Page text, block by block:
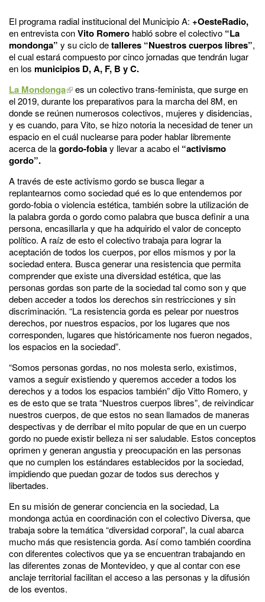
El programa radial institucional del Municipio A: +OesteRadio,
en entrevista conVito Romero habló sobre el colectivo “La
mondonga” y su ciclo detalleres “Nuestros cuerpos libres”,
el cual estará compuesto por cinco jornadas que tendrán lugar
en los municipios D, A, F, B y C.
La Mondonga
es un colectivo trans-feminista, que surge en
el 2019, durante los preparativos para la marcha del 8M, en
donde se reúnen numerosos colectivos, mujeres y disidencias,
y es cuando, para Vito, se hizo notoria la necesidad de tener un
espacio en el cuál nuclearse para poder hablar libremente
acerca de lagordo-fobiay llevar a acabo el “activismo
gordo”.
A través de este activismo gordo se busca llegar a
replantearnos como sociedad qué es lo que entendemos por
gordo-fobia o violencia estética, también sobre la utilización de
la palabra gorda o gordo como palabra que busca definir a una
persona, encasillarla y que ha adquirido el valor de concepto
político. A raíz de esto el colectivo trabaja para lograr la
aceptación de todos los cuerpos, por ellos mismos y por la
sociedad entera. Busca generar una resistencia que permita
comprender que existe una diversidad estética, que las
personas gordas son parte de la sociedad tal como son y que
deben acceder a todos los derechos sin restricciones y sin
discriminación. “La resistencia gorda es pelear por nuestros
derechos, por nuestros espacios, por los lugares que nos
corresponden, lugares que históricamente nos fueron negados,
los espacios en la sociedad”.
“Somos personas gordas, no nos molesta serlo, existimos,
vamos a seguir existiendo y queremos acceder a todos los
derechos y a todos los espacios también” dijo Vitto Romero, y
es de esto que se trata “Nuestros cuerpos libres”, de reivindicar
nuestros cuerpos, de que estos no sean llamados de maneras
despectivas y de derribar el mito popular de que en un cuerpo
gordo no puede existir belleza ni ser saludable. Estos conceptos
oprimen y generan angustia y preocupación en las personas
que no cumplen los estándares establecidos por la sociedad,
impidiendo que puedan gozar de todos sus derechos y
libertades.
En su misión de generar conciencia en la sociedad, La
mondonga actúa en coordinación con el colectivo Diversa, que
trabaja sobre la temática “diversidad corporal”, la cual abarca
mucho más que resistencia gorda. Así como también coordina
con diferentes colectivos que ya se encuentran trabajando en
las diferentes zonas de Montevideo, y que al contar con ese
anclaje territorial facilitan el acceso a las personas y la difusión
de los eventos.